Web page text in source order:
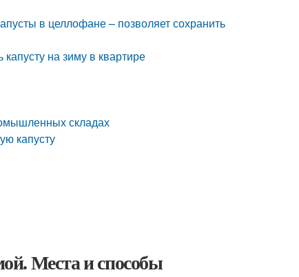
в целлофане – позволяет сохранить
на зиму в квартире
складах
капусту
Места и способы